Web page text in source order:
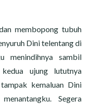
membopong tubuh
Dini telentang di
menindihnya sambil
ujung lututnya
kemaluan Dini
Segera